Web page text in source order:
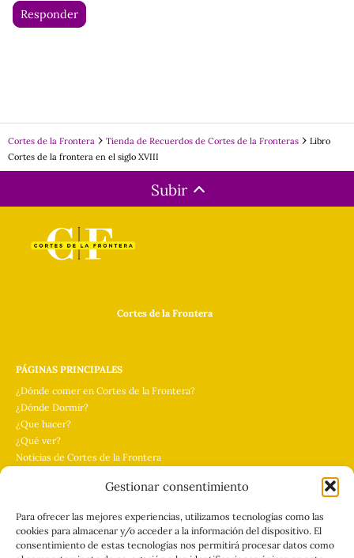
Gestionar consentimiento
Para ofrecer las mejores experiencias, utilizamos tecnologías como las
cookies para almacenar y/o acceder a la información del dispositivo. El
consentimiento de estas tecnologías nos permitirá procesar datos como
Responder
Cortes de la Frontera Tienda de Recuerdos de Cortes de la Fronteras
Libro
Cortes de la frontera en el siglo XVIII
Subir
Cortes de la Frontera
PÁGINAS PRINCIPALES
¿Dónde comer en Cortes de la Frontera?
¿Dónde Dormir?
¿Que hacer?
¿Qué ver?
Noticias de Cortes de la Frontera
Quienes Somos
Contacta
Personalizar Cookies